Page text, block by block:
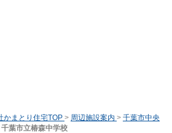
かまとり住宅TOP > 周辺施設案内 > 千葉市中央
千葉市立椿森中学校